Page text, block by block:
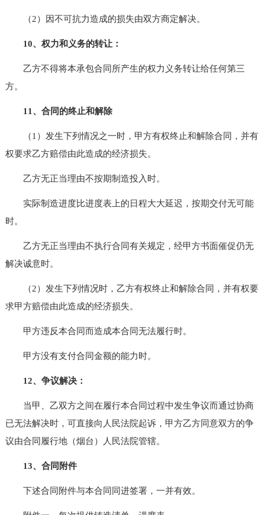
（2）因不可抗力造成的损失由双方商定解决。
10、权力和义务的转让：
乙方不得将本承包合同所产生的权力义务转让给任何第三
方。
11、合同的终止和解除
（1）发生下列情况之一时，甲方有权终止和解除合同，并有
权要求乙方赔偿由此造成的经济损失。
乙方无正当理由不按期制造投入时。
实际制造进度比进度表上的日程大大延迟，按期交付无可能
时。
乙方无正当理由不执行合同有关规定，经甲方书面催促仍无
解决诚意时。
（2）发生下列情况时，乙方有权终止和解除合同，并有权要
求甲方赔偿由此造成的经济损失。
甲方违反本合同而造成本合同无法履行时。
甲方没有支付合同金额的能力时。
12、争议解决：
当甲、乙双方之间在履行本合同过程中发生争议而通过协商
已无法解决时，可直接向人民法院起诉，甲方乙方同意双方的争
议由合同履行地（烟台）人民法院管辖。
13、合同附件
下述合同附件与本合同同进签署，一并有效。